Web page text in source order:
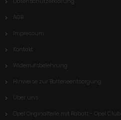
AGB
Impressum
Kontakt
Widerrufsbelehrung
Hinweise zur Batterieentsorgung
Über uns
Opel Originalteile mit Rabatt - Opel Club